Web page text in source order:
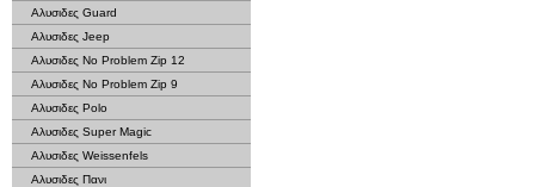
Αλυσιδες Guard
Αλυσιδες Jeep
Αλυσιδες No Problem Zip 12
Αλυσιδες No Problem Zip 9
Αλυσιδες Polo
Αλυσιδες Super Magic
Αλυσιδες Weissenfels
Αλυσιδες Πανι